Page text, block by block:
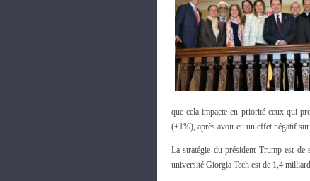
que cela impacte en priorité ceux qui
(+1%), après avoir eu un effet négatif
La stratégie du président Trump est de
université Giorgia Tech est de 1,4